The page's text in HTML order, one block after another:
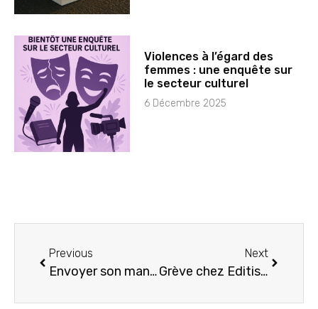
Violences à l’égard des
femmes : une enquête sur
le secteur culturel
6 Décembre 2025
Previous
Envoyer son manuscrit à une maison d’édition : Guide complet pour les auteurs
Next
Grève chez Editis : Impact sur l’industrie du livre et ses conséquences